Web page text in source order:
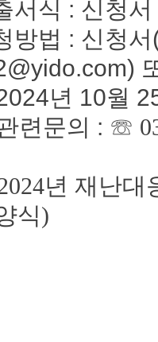
식 : 신청서
법 : 신청서
년 10월 25
문의 : ☏
년 재난대
식)